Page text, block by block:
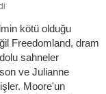
kötü olduğu
Freedomland, dram
sahneler
ve Julianne
Moore'un